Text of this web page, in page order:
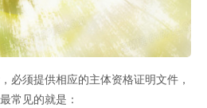
须提供相应的主体资格证明文件，
常见的就是：